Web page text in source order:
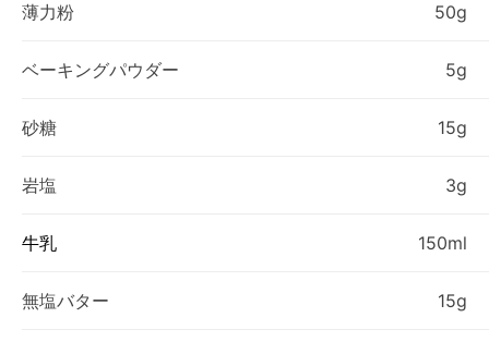
薄力粉 50g
ベーキングパウダー 5g
砂糖 15g
岩塩 3g
牛乳 150ml
無塩バター 15g